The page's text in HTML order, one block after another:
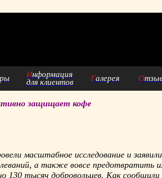
Информация
для клиентов
Галерея О
защищает кофе
масштабное исследование и
а также вовсе предотвратить
тысяч добровольцев. Как сообщили